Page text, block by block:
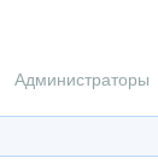
Администраторы